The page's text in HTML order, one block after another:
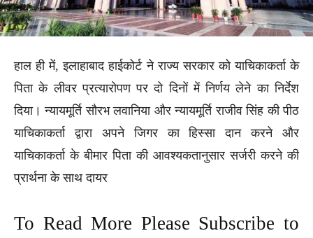
हाल ही में, इलाहाबाद हाईकोर्ट ने राज्य सरकार को याचिकाकर्ता के
पिता के लीवर प्रत्यारोपण पर दो दिनों में निर्णय लेने का निर्देश
दिया। न्यायमूर्ति सौरभ लवानिया और न्यायमूर्ति राजीव सिंह की पीठ
याचिकाकर्ता द्वारा अपने जिगर का हिस्सा दान करने और
याचिकाकर्ता के बीमार पिता की आवश्यकतानुसार सर्जरी करने की
प्रार्थना के साथ दायर
To Read More Please Subscribe to